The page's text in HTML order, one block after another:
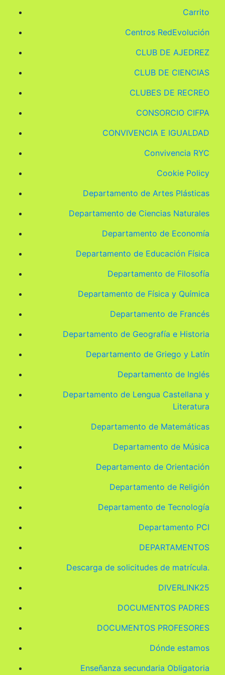
Carrito
Centros RedEvolución
CLUB DE AJEDREZ
CLUB DE CIENCIAS
CLUBES DE RECREO
CONSORCIO CIFPA
CONVIVENCIA E IGUALDAD
Convivencia RYC
Cookie Policy
Departamento de Artes Plásticas
Departamento de Ciencias Naturales
Departamento de Economía
Departamento de Educación Física
Departamento de Filosofía
Departamento de Física y Química
Departamento de Francés
Departamento de Geografía e Historia
Departamento de Griego y Latín
Departamento de Inglés
Departamento de Lengua Castellana y
Literatura
Departamento de Matemáticas
Departamento de Música
Departamento de Orientación
Departamento de Religión
Departamento de Tecnología
Departamento PCI
DEPARTAMENTOS
Descarga de solicitudes de matrícula.
DIVERLINK25
DOCUMENTOS PADRES
DOCUMENTOS PROFESORES
Dónde estamos
Enseñanza secundaria Obligatoria